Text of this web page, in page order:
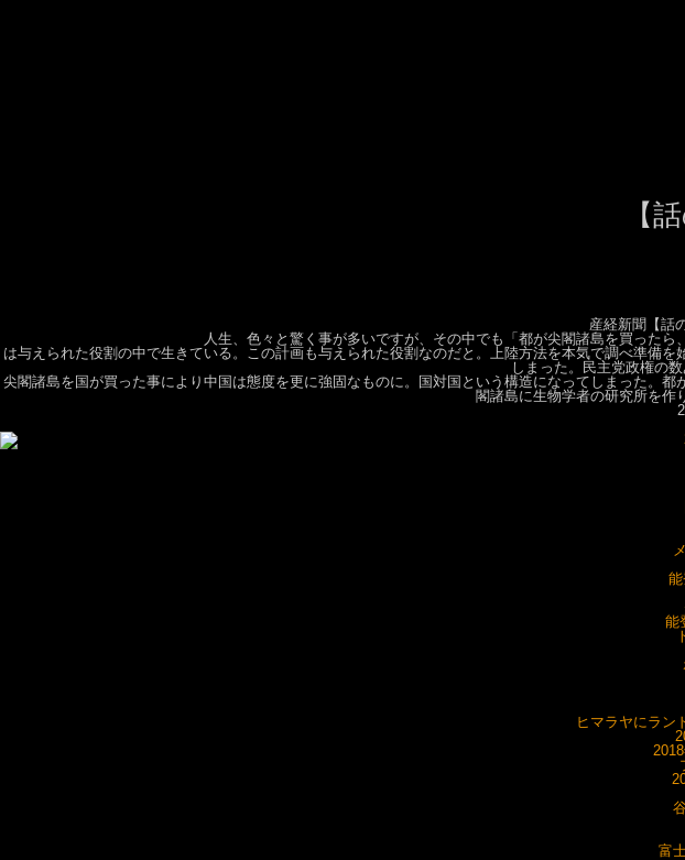
【
産経新聞【話
人生、色々と驚く事が多いですが、その中でも「都が尖閣諸島を買った
は与えられた役割の中で生きている。この計画も与えられた役割なのだと。上陸方法を本気で調べ準備
しまった。民主党政権の
尖閣諸島を国が買った事により中国は態度を更に強固なものに。国対国という構造になってしまった。
閣諸島に生物学者の研究所を作
能
ヒマラヤにラン
富